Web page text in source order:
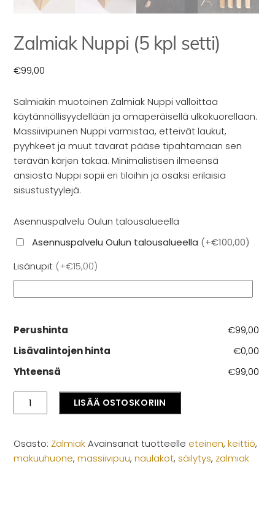
MEISTÄ
Tarina
Rekry
Zalmiak Nuppi (5 kpl setti)
€99,00
Salmiakin muotoinen Zalmiak Nuppi valloittaa
käytännöllisyydellään ja omaperäisellä ulkokuorellaan.
Massiivipuinen Nuppi varmistaa, etteivät laukut,
pyyhkeet ja muut tavarat pääse tipahtamaan sen
terävän kärjen takaa. Minimalistisen ilmeensä
ansiosta Nuppi sopii eri tiloihin ja osaksi erilaisia
sisustustyylejä.
Asennuspalvelu Oulun talousalueella
Asennuspalvelu Oulun talousalueella (+€100,00)
Lisänupit (+€15,00)
Perushinta
€99,00
Lisävalintojen hinta
€0,00
Yhteensä
€99,00
Zalmiak
Nuppi
kpl
setti)
LISÄÄ OSTOSKORIIN
Osasto: Zalmiak Avainsanat tuotteelle eteinen,keittiö,
makuuhuone,massiivipuu,naulakot, säilytys, zalmiak